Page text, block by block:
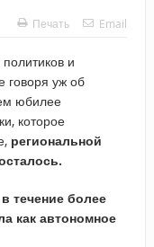
Печать Email
и
говоря уж об
юбилее
которое
региональной
течение более
как автономное